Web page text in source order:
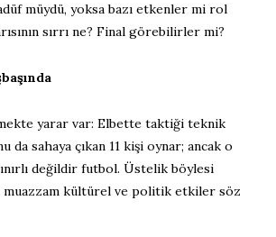
müydü, yoksa bazı etkenler mi rol
sırrı ne? Final görebilirler mi?
yarar var: Elbette taktiği teknik
da sahaya çıkan 11 kişi oynar; ancak o
değildir futbol. Üstelik böylesi
muazzam kültürel ve politik etkiler söz